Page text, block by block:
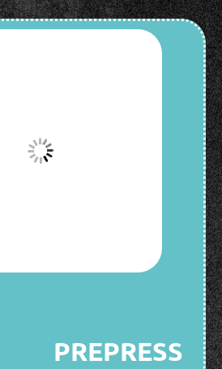
PREPRESS